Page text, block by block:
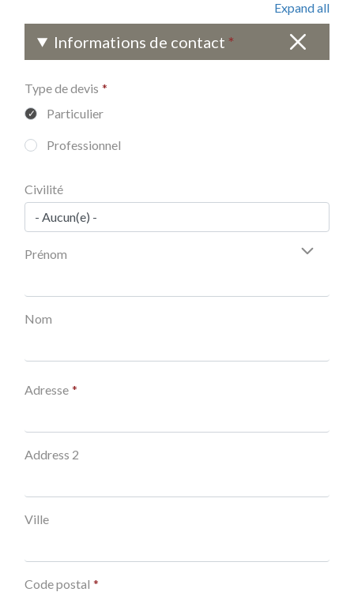
Expand all
Informations de contact
Type de devis
Particulier
Professionnel
Civilité
Prénom
Nom
Adresse
Adresse
Address 2
Ville
Code postal